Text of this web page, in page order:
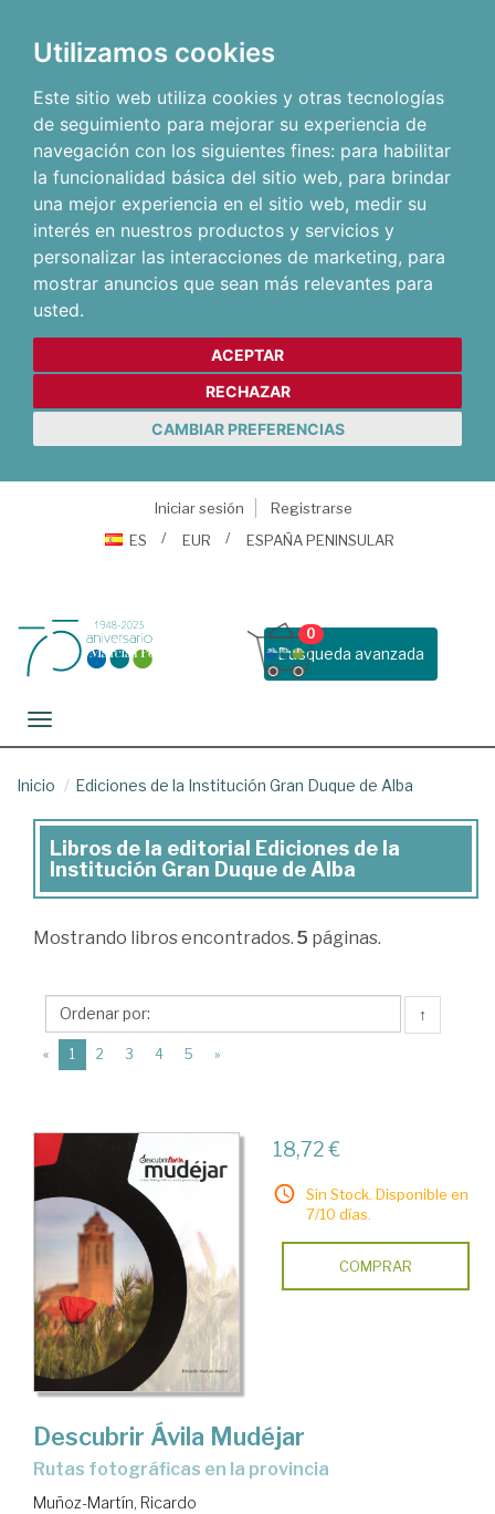
Utilizamos cookies
Este sitio web utiliza cookies y otras tecnologías
de seguimiento para mejorar su experiencia de
navegación con los siguientes fines: para habilitar
la funcionalidad básica del sitio web, para brindar
una mejor experiencia en el sitio web, medir su
interés en nuestros productos y servicios y
personalizar las interacciones de marketing, para
mostrar anuncios que sean más relevantes para
usted.
ACEPTAR
RECHAZAR
CAMBIAR PREFERENCIAS
Iniciar sesión
Registrarse
ES
EUR ESPAÑA PENINSULAR
Busqueda avanzada
0
Toggle navigation
Inicio Ediciones de la Institución Gran Duque de Alba
Libros
de
la
Ediciones
de
la
Gran
Duque
de
Alba
Libros de la editorial Ediciones de la
Institución Gran Duque de Alba
Mostrando libros encontrados. 5 páginas.
↑
« 1 (current)
2 3 4 5 »
18,72 €
Sin Stock. Disponible en
7/10 días.
COMPRAR
Descubrir Ávila Mudéjar
rutas fotográficas en la provincia
Muñoz-Martín, Ricardo